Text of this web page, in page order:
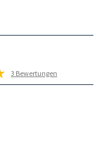
3 Bewertungen